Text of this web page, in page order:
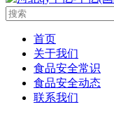
首页
关于我们
食品安全常识
食品安全动态
联系我们